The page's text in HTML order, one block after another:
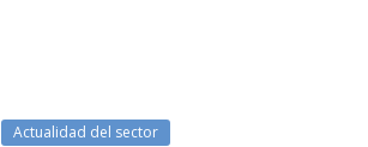
Actualidad del sector